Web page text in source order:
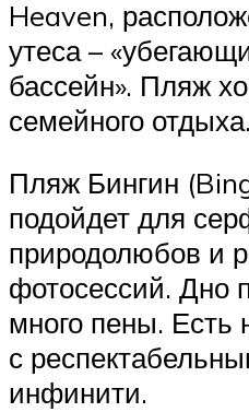
Heaven,
утеса –
бассейн». Пляж
семейного отдыха.
Пляж Бингин
подойдет для
природолюбов и
фотосессий. Дно
много пены. Есть
с
инфинити.